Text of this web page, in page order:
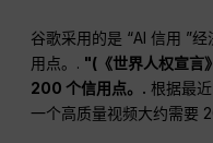
谷歌采用的是 “AI 信用 ”
用点。. "(《世界人权宣言
200 个信用点。. 根据最
一个高质量视频大约需要